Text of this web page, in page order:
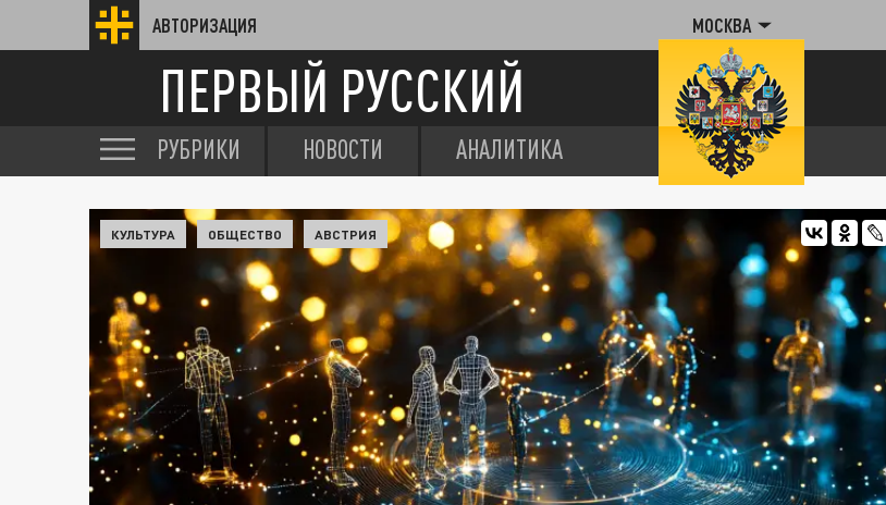
АВТОРИЗАЦИЯ МОСКВА
ПЕРВЫЙ РУССКИЙ
РУБРИКИ НОВОСТИ АНАЛИТИКА
КУЛЬТУРА ОБЩЕСТВО АВСТРИЯ